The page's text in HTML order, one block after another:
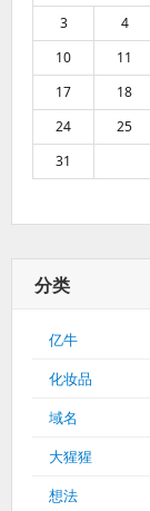
3
4
10
11
17
18
24
25
31
分类
亿牛
化妆品
域名
大猩猩
想法